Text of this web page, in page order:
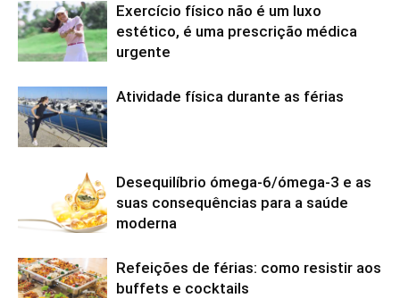
Exercício físico não é um luxo
estético, é uma prescrição médica
urgente
Atividade física durante as férias
Desequilíbrio ómega-6/ómega-3 e as
suas consequências para a saúde
moderna
Refeições de férias: como resistir aos
buffets e cocktails